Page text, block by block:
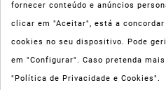
Esta parafarmácia (Farmaoli)
(registo nº 00078/2020) para a
Sujeitos a Receita Médica
ao domicílio e através da internet.
fornecer conteúdo e anúncios
clicar em "Aceitar", está a concordar
cookies no seu dispositivo. Pode
em "Configurar". Caso pretenda
"Política de Privacidade e Cookies".